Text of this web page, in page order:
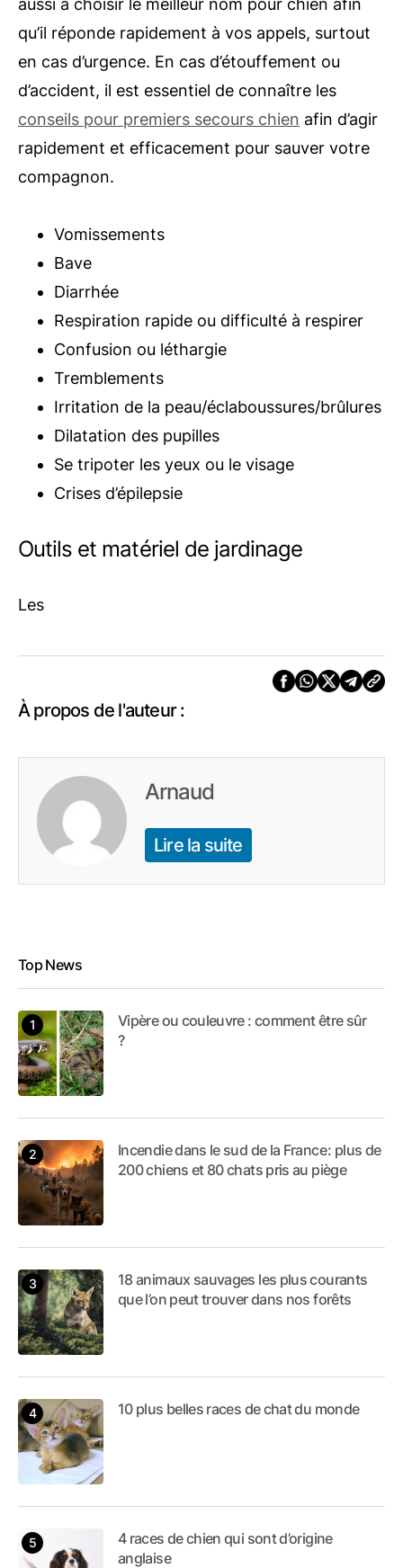
aussi à choisir le meilleur nom pour chien afin
qu’il réponde rapidement à vos appels, surtout
en cas d’urgence. En cas d’étouffement ou
d’accident, il est essentiel de connaître les
conseils pour premiers secours chien afin d’agir
rapidement et efficacement pour sauver votre
compagnon.
Vomissements
Bave
Diarrhée
Respiration rapide ou difficulté à respirer
Confusion ou léthargie
Tremblements
Irritation de la peau/éclaboussures/brûlures
Dilatation des pupilles
Se tripoter les yeux ou le visage
Crises d’épilepsie
Outils et matériel de jardinage
Les
À propos de l'auteur :
Arnaud
Lire la suite
Top News
Vipère ou couleuvre : comment être sûr
?
Incendie dans le sud de la France : plus de
200 chiens et 80 chats pris au piège
18 animaux sauvages les plus courants
que l’on peut trouver dans nos forêts
10 plus belles races de chat du monde
4 races de chien qui sont d’origine
anglaise